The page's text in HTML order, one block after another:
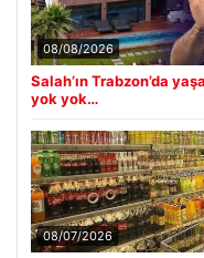
08/08/2026
Salah’ın Trabzon’da
yok yok…
08/07/2026